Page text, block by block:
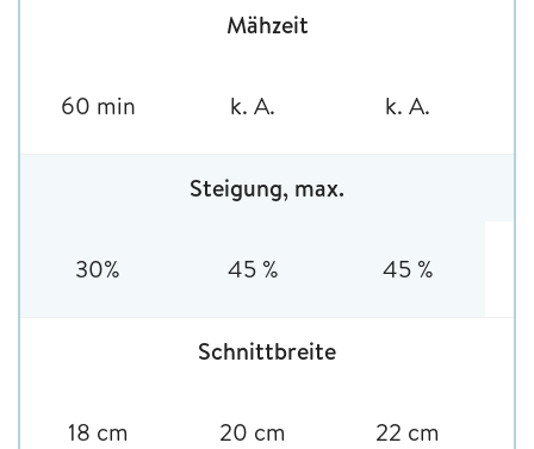
Mähzeit
60 min k. A. k. A.
Steigung, max.
30% 45 % 45 %
Schnittbreite
18 cm 20 cm 22 cm